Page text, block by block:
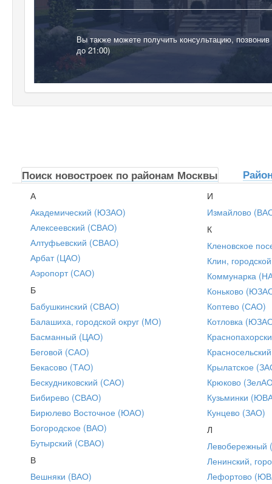
Вы также можете получить консультацию,
до 21:00)
Поиск новостроек по районам Москвы
А
Академический (ЮЗАО)
Алексеевский (СВАО)
Алтуфьевский (СВАО)
Арбат (ЦАО)
Аэропорт (САО)
Б
Бабушкинский (СВАО)
Балашиха, городской округ (МО)
Басманный (ЦАО)
Беговой (САО)
Бекасово (ТАО)
Бескудниковский (САО)
Бибирево (СВАО)
Бирюлево Восточное (ЮАО)
Богородское (ВАО)
Бутырский (СВАО)
В
Вешняки (ВАО)
И
Измайлово
К
Кленовское
Клин,
Коммунарка
Коньково
Коптево (САО)
Котловка
Крылатское
Крюково
Кузьминки
Кунцево (ЗАО)
Л
Ленинский,
Лефортово